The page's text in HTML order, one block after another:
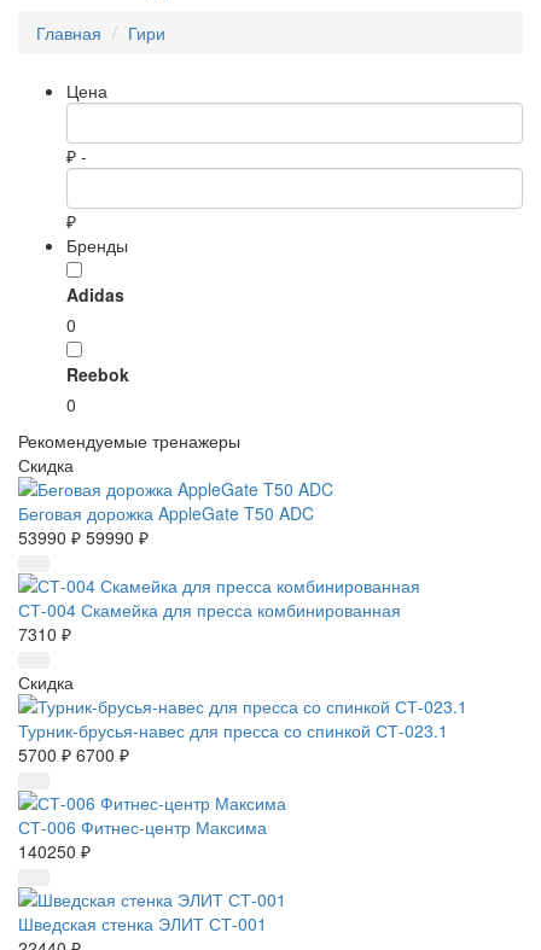
Главная
Гири
Цена
₽ -
₽
Бренды
Adidas
0
Reebok
0
Рекомендуемые тренажеры
Скидка
Беговая дорожка AppleGate T50 ADC
53990 ₽ 59990 ₽
СТ-004 Скамейка для пресса комбинированная
7310 ₽
Скидка
Турник-брусья-навес для пресса со спинкой СТ-023.1
5700 ₽ 6700 ₽
СТ-006 Фитнес-центр Максима
140250 ₽
Шведская стенка ЭЛИТ СТ-001